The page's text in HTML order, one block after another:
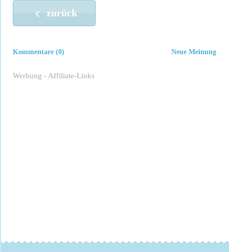
zurück
Neue Meinung
Kommentare (0)
Werbung - Affiliate-Links